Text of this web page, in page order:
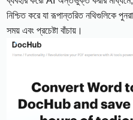
নিশ্চিত করে যা রূপান্তরিত নথিগুলিকে
সময় এবং প্রচেষ্টা বাঁচায়।